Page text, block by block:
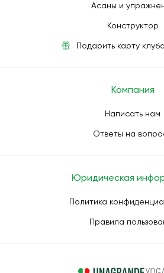
Асаны и
Конструктор
Подарить карту
Компания
Написать нам
Ответы на
Юридическая
Политика
Правила